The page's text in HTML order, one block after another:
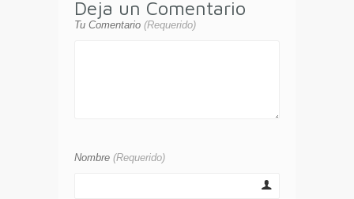
Deja un Comentario
Tu Comentario (Requerido)
Nombre (Requerido)